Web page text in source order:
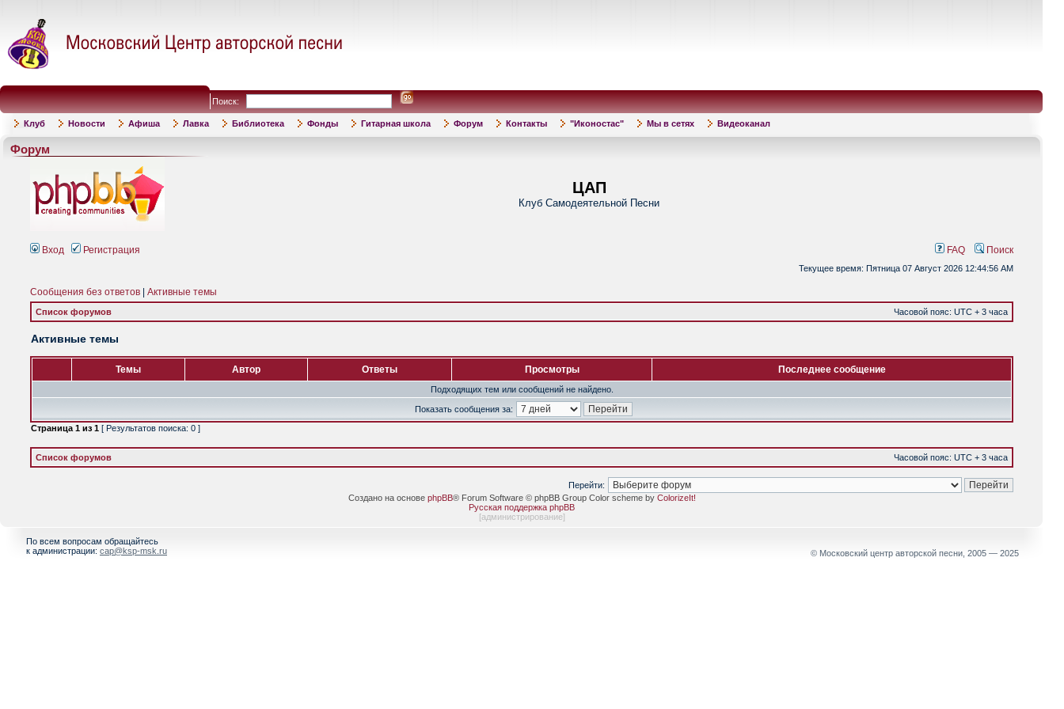
Поиск:
Клуб Новости Афиша Лавка Библиотека Фонды Гитарная школа Форум Контакты "Иконостас" Мы в сетях Видеоканал
Форум
ЦАП
Клуб Самодеятельной Песни
Вход Регистрация FAQ Поиск
Текущее время: Пятница 07 Август 2026 12:44:56 AM
Сообщения без ответов Активные темы
Список форумов Часовой пояс: UTC + 3 часа
Активные темы
Темы Автор Ответы Просмотры Последнее сообщение
Подходящих тем или сообщений не найдено.
Показать сообщения за:
Страница 1 из 1 [ Результатов поиска: 0 ]
Список форумов Часовой пояс: UTC + 3 часа
Перейти:
Создано на основе phpBB® Forum Software © phpBB Group Color scheme by ColorizeIt!
Русская поддержка phpBB
[администрирование]
По всем вопросам обращайтесь
к администрации: cap@ksp-msk.ru © Московский центр авторской песни, 2005 — 2025